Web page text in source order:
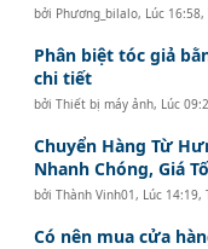
bởi Phương_bilalo, Lúc
Phân biệt tóc giả
chi tiết
bởiThiết bị máy ảnh, Lúc
Chuyển Hàng Từ
Nhanh Chóng, Giá
bởiThành Vinh01 , Lúc 14:19,
Có nên mua cửa